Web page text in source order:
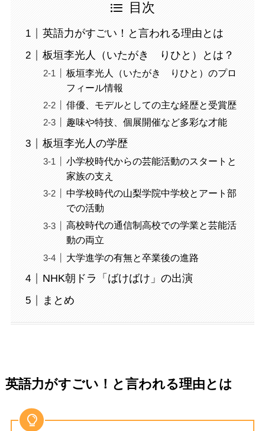
目次
英語力がすごい！と言われる理由とは
板垣李光人（いたがき りひと）とは？
板垣李光人（いたがき りひと）のプロ
フィール情報
俳優、モデルとしての主な経歴と受賞歴
趣味や特技、個展開催など多彩な才能
板垣李光人の学歴
小学校時代からの芸能活動のスタートと
家族の支え
中学校時代の山梨学院中学校とアート部
での活動
高校時代の通信制高校での学業と芸能活
動の両立
大学進学の有無と卒業後の進路
NHK朝ドラ「ばけばけ」の出演
まとめ
英語力がすごい！と言われる理由とは